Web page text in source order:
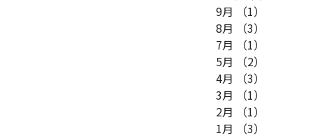
9月
（1）
8月
（3）
7月
（1）
5月
（2）
4月
（3）
3月
（1）
2月
（1）
1月
（3）